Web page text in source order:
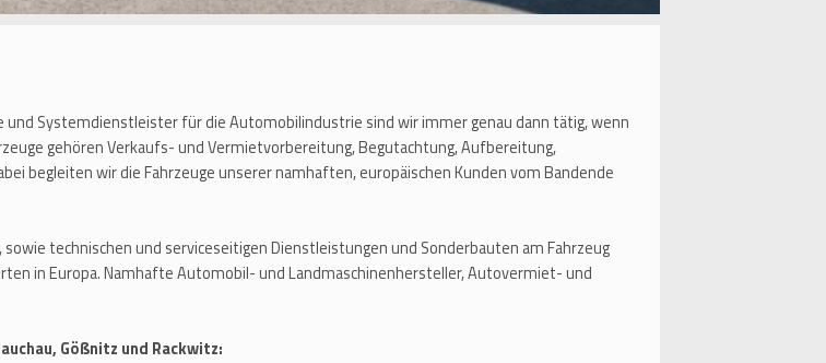
und Systemdienstleister für die Automobilindustrie sind wir immer genau dann tätig, wenn
gehören Verkaufs- und Vermietvorbereitung, Begutachtung, Aufbereitung,
begleiten wir die Fahrzeuge unserer namhaften, europäischen Kunden vom Bandende
technischen und serviceseitigen Dienstleistungen und Sonderbauten am Fahrzeug
in Europa. Namhafte Automobil- und Landmaschinenhersteller, Autovermiet- und
Gößnitz und Rackwitz: